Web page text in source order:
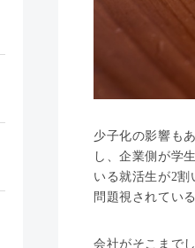
少子化の影響も
し、企業側が学
いる就活生が2割
問題視されてい
会社がそこまで